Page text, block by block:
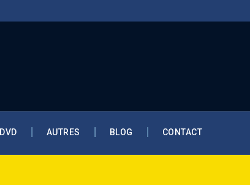
DVD AUTRES BLOG CONTACT